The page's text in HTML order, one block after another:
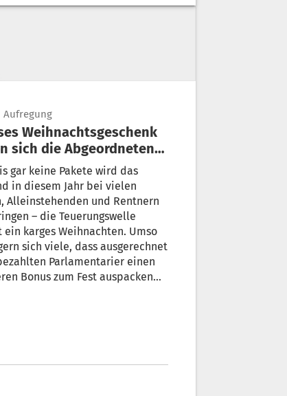
Aufregung
sich die Abgeordneten
gar keine Pakete wird das
diesem Jahr bei vielen
Alleinstehenden und Rentnern
– die Teuerungswelle
sich viele, dass ausgerechnet
Parlamentarier einen
Bonus zum Fest auspacken